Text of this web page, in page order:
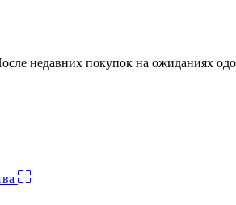
недавних покупок на ожиданиях